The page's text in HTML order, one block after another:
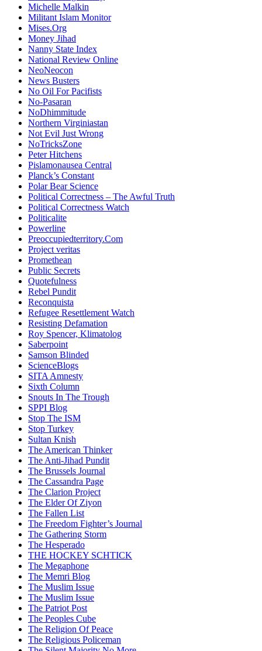
Michelle Malkin
Militant Islam Monitor
Mises.Org
Money Jihad
Nanny State Index
National Review Online
NeoNeocon
News Busters
No Oil For Pacifists
No-Pasaran
NoDhimmitude
Northern Virginiastan
Not Evil Just Wrong
NoTricksZone
Peter Hitchens
Pislamonausea Central
Planck’s Constant
Polar Bear Science
Political Correctness – The Awful Truth
Political Correctness Watch
Politicalite
Powerline
Preoccupiedterritory.Com
Project veritas
Promethean
Public Secrets
Quotefulness
Rebel Pundit
Reconquista
Refugee Resettlement Watch
Resisting Defamation
Roy Spencer, Klimatolog
Saberpoint
Samson Blinded
ScienceBlogs
SITA Amnesty
Sixth Column
Snouts In The Trough
SPPI Blog
Stop The ISM
Stop Turkey
Sultan Knish
The American Thinker
The Anti-Jihad Pundit
The Brussels Journal
The Cassandra Page
The Clarion Project
The Elder Of Ziyon
The Fallen List
The Freedom Fighter’s Journal
The Gathering Storm
The Hesperado
THE HOCKEY SCHTICK
The Megaphone
The Memri Blog
The Muslim Issue
The Muslim Issue
The Patriot Post
The Peoples Cube
The Religion Of Peace
The Religious Policeman